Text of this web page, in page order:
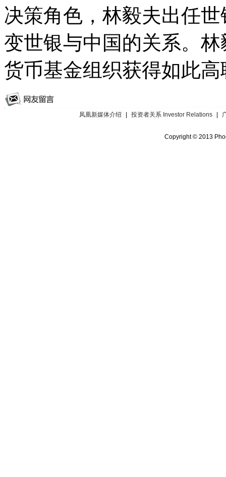
决策角色，林毅夫出任
变世银与中国的关系。
货币基金组织获得如此
凤凰新媒体介绍 投资者关系 Investor Relations
Copyright © 2013